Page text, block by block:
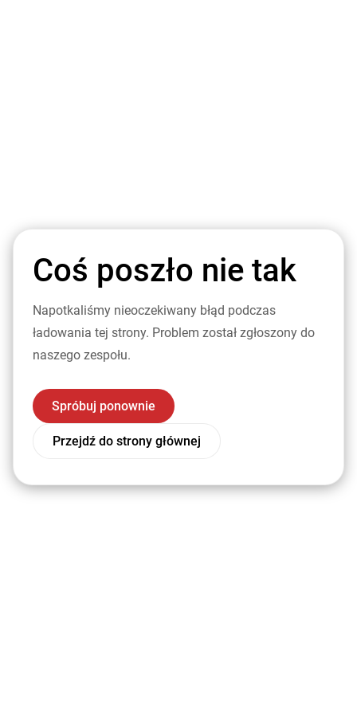
Coś poszło nie tak
Napotkaliśmy nieoczekiwany błąd podczas
ładowania tej strony. Problem został zgłoszony do
naszego zespołu.
Spróbuj ponownie
Przejdź do strony głównej